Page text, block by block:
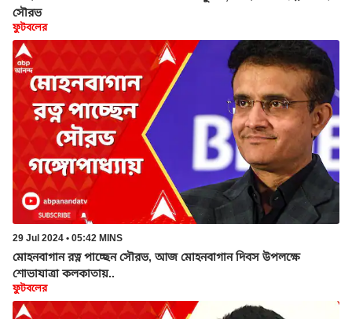
সৌরভ
ফুটবলের
29 Jul 2024 • 05:42 MINS
মোহনবাগান রত্ন পাচ্ছেন সৌরভ, আজ মোহনবাগান দিবস উপলক্ষে
শোভাযাত্রা কলকাতায়..
ফুটবলের